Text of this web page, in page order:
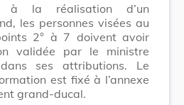
à la réalisation d’un
les personnes visées au
2° à 7 doivent avoir
validée par le ministre
ses attributions. Le
est fixé à l’annexe
grand-ducal.